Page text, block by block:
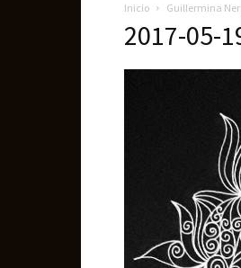
Inicio Guillermina
2017-05-